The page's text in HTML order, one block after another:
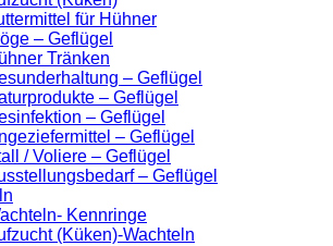
für Hühner
– Geflügel
Tränken
– Geflügel
– Geflügel
– Geflügel
– Geflügel
/ Voliere – Geflügel
– Geflügel
Kennringe
(Küken)-Wachteln